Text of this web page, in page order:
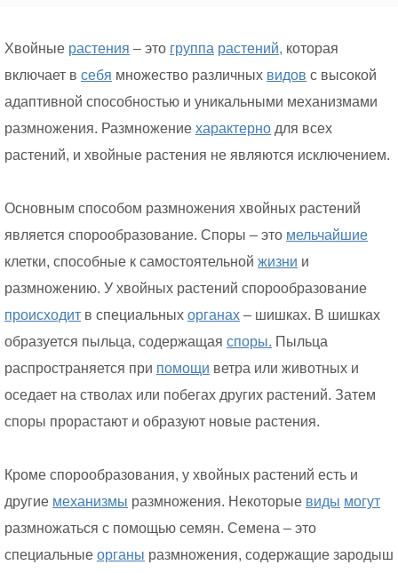
Хвойные растения – это группа растений, которая
включает в себя множество различных видов с высокой
адаптивной способностью и уникальными механизмами
размножения. Размножение характерно для всех
растений, и хвойные растения не являются исключением.
Основным способом размножения хвойных растений
является спорообразование. Споры – это мельчайшие
клетки, способные к самостоятельной жизни и
размножению. У хвойных растений спорообразование
происходит в специальных органах – шишках. В шишках
образуется пыльца, содержащая споры. Пыльца
распространяется при помощи ветра или животных и
оседает на стволах или побегах других растений. Затем
споры прорастают и образуют новые растения.
Кроме спорообразования, у хвойных растений есть и
другие механизмы размножения. Некоторые виды могут
размножаться с помощью семян. Семена – это
специальные органы размножения, содержащие зародыш